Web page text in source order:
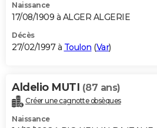
Naissance
17/08/1909 à ALGER ALGERIE
Décès
27/02/1997 à Toulon (Var)
Aldelio MUTI (87 ans)
Créer une cagnotte obsèques
Naissance